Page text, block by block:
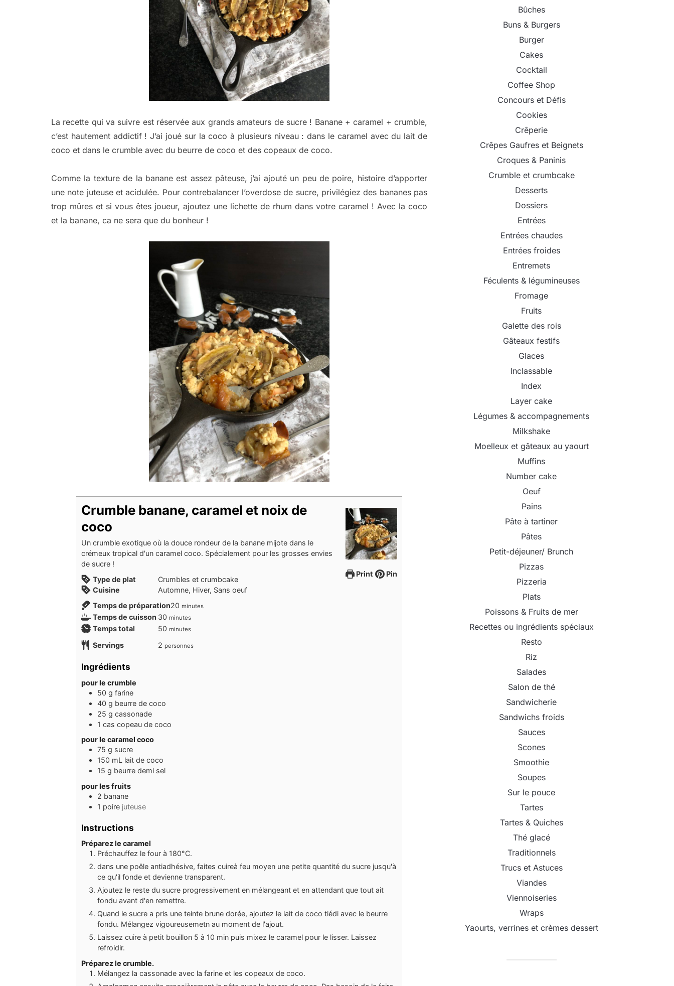
La recette qui va suivre est réservée aux grands amateurs de sucre ! Banane + caramel + crumble,
c’est hautement addictif ! J’ai joué sur la coco à plusieurs niveau : dans le caramel avec du lait de
coco et dans le crumble avec du beurre de coco et des copeaux de coco.
Comme la texture de la banane est assez pâteuse, j’ai ajouté un peu de poire, histoire d’apporter
une note juteuse et acidulée. Pour contrebalancer l’overdose de sucre, privilégiez des bananes pas
trop mûres et si vous êtes joueur, ajoutez une lichette de rhum dans votre caramel ! Avec la coco
et la banane, ca ne sera que du bonheur !
Print Pin
Crumble banane, caramel et noix de
coco
Un crumble exotique où la douce rondeur de la banane mijote dans le
crémeux tropical d'un caramel coco. Spécialement pour les grosses envies
de sucre !
Type de plat
Crumbles et crumbcake
Cuisine
Automne, Hiver, Sans oeuf
Temps de préparation20minutes
minutes
Temps de cuisson 30minutes
minutes
Temps total 50minutes
minutes
Servings 2 personnes
Ingrédients
pour le crumble
50 g farine
40 g beurre de coco
25 g cassonade
1 cas copeau de coco
pour le caramel coco
75 g sucre
150 mL lait de coco
15 g beurre demi sel
pour les fruits
2 banane
1 poire juteuse
Instructions
Préparez le caramel
Préchauffez le four à 180°C.
dans une poêle antiadhésive, faites cuireà feu moyen une petite quantité du sucre jusqu'à
ce qu'il fonde et devienne transparent.
Ajoutez le reste du sucre progressivement en mélangeant et en attendant que tout ait
fondu avant d'en remettre.
Quand le sucre a pris une teinte brune dorée, ajoutez le lait de coco tiédi avec le beurre
fondu. Mélangez vigoureusemetn au moment de l'ajout.
Laissez cuire à petit bouillon 5 à 10 min puis mixez le caramel pour le lisser. Laissez
refroidir.
Préparez le crumble.
Mélangez la cassonade avec la farine et les copeaux de coco.
Bûches
Buns & Burgers
Burger
Cakes
Cocktail
Coffee Shop
Concours et Défis
Cookies
Crêperie
Crêpes Gaufres et Beignets
Croques & Paninis
Crumble et crumbcake
Desserts
Dossiers
Entrées
Entrées chaudes
Entrées froides
Entremets
Féculents & légumineuses
Fromage
Fruits
Galette des rois
Gâteaux festifs
Glaces
Inclassable
Index
Layer cake
Légumes & accompagnements
Milkshake
Moelleux et gâteaux au yaourt
Muffins
Number cake
Oeuf
Pains
Pâte à tartiner
Pâtes
Petit-déjeuner/ Brunch
Pizzas
Pizzeria
Plats
Poissons & Fruits de mer
Recettes ou ingrédients spéciaux
Resto
Riz
Salades
Salon de thé
Sandwicherie
Sandwichs froids
Sauces
Scones
Smoothie
Soupes
Sur le pouce
Tartes
Tartes & Quiches
Thé glacé
Traditionnels
Trucs et Astuces
Viandes
Viennoiseries
Wraps
Yaourts, verrines et crèmes dessert